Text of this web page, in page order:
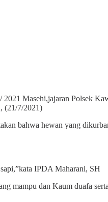
Masehi,jajaran Polsek
(21/7/2021)
bahwa hewan yang
IPDA Maharani, SH
mampu dan Kaum duafa